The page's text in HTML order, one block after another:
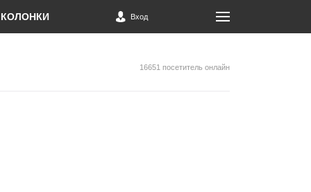
КОЛОНКИ Вход
16651 посетитель онлайн